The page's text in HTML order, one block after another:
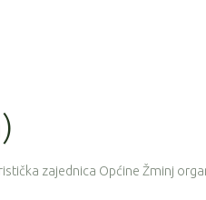
zajednica Općine Žminj